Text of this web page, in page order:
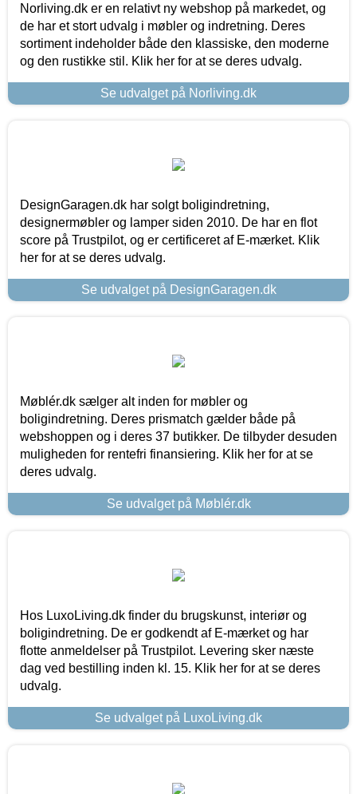
Norliving.dk er en relativt ny webshop på markedet, og
de har et stort udvalg i møbler og indretning. Deres
sortiment indeholder både den klassiske, den moderne
og den rustikke stil. Klik her for at se deres udvalg.
Se udvalget på Norliving.dk
DesignGaragen.dk har solgt boligindretning,
designermøbler og lamper siden 2010. De har en flot
score på Trustpilot, og er certificeret af E-mærket. Klik
her for at se deres udvalg.
Se udvalget på DesignGaragen.dk
Møblér.dk sælger alt inden for møbler og
boligindretning. Deres prismatch gælder både på
webshoppen og i deres 37 butikker. De tilbyder desuden
muligheden for rentefri finansiering. Klik her for at se
deres udvalg.
Se udvalget på Møblér.dk
Hos LuxoLiving.dk finder du brugskunst, interiør og
boligindretning. De er godkendt af E-mærket og har
flotte anmeldelser på Trustpilot. Levering sker næste
dag ved bestilling inden kl. 15. Klik her for at se deres
udvalg.
Se udvalget på LuxoLiving.dk